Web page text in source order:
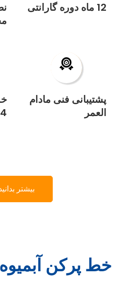
12 ماه دوره گارانتی
24
پشتیبانی فنی مادام
العمر
بیشتر
خط پرکن آبمیوه